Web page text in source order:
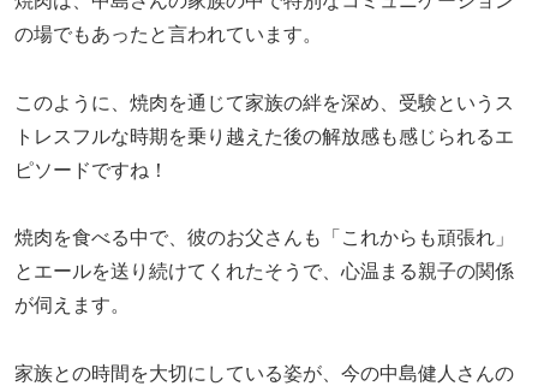
の場でもあったと言われています。
このように、焼肉を通じて家族の絆を深め、受験というス
トレスフルな時期を乗り越えた後の解放感も感じられるエ
ピソードですね！
焼肉を食べる中で、彼のお父さんも「これからも頑張れ」
とエールを送り続けてくれたそうで、心温まる親子の関係
が伺えます。
家族との時間を大切にしている姿が、今の中島健人さんの